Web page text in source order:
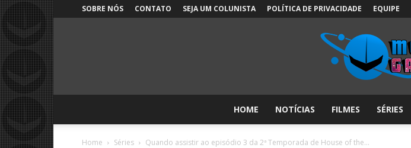
SOBRE NÓS CONTATO SEJA UM COLUNISTA POLÍTICA DE PRIVACIDADE EQUIPE
HOME NOTÍCIAS FILMES SÉRIES
Home Séries Quando assistir ao episódio 3 da 2ª Temporada de House of the...